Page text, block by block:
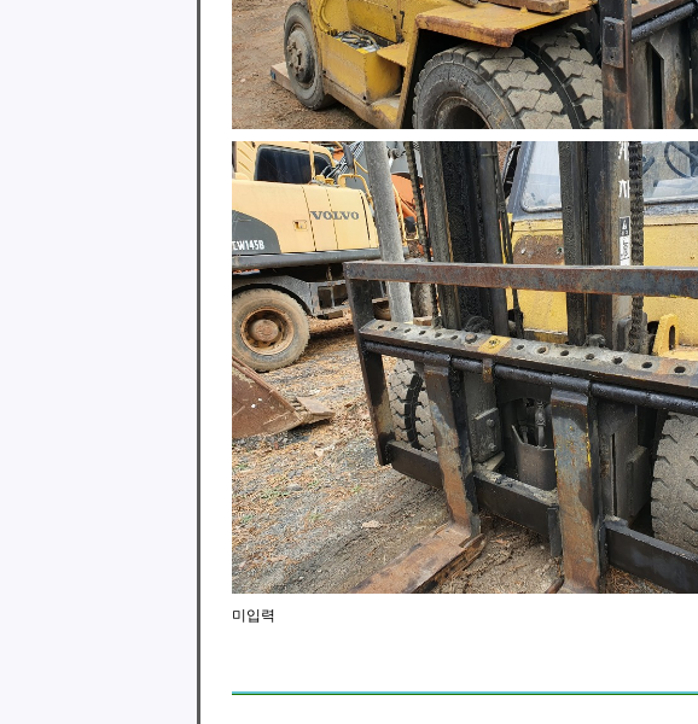
미입력